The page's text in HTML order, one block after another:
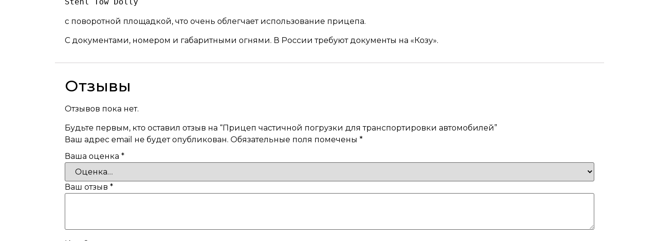
Stehl Tow Dolly
с поворотной площадкой, что очень облегчает использование прицепа.
С документами, номером и габаритными огнями. В России требуют документы на «Козу».
Отзывы
Отзывов пока нет.
Будьте первым, кто оставил отзыв на “Прицеп частичной погрузки для транспортировки автомобилей”
Ваш адрес email не будет опубликован. Обязательные поля помечены *
Ваша оценка *
Ваш отзыв *